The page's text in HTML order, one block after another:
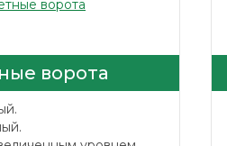
ворота